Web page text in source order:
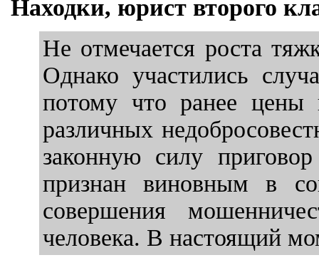
Находки, юрист второго
Не отмечается роста
Однако участились
потому что ранее
различных
законную силу
признан виновным в
совершения
человека. В настоящий